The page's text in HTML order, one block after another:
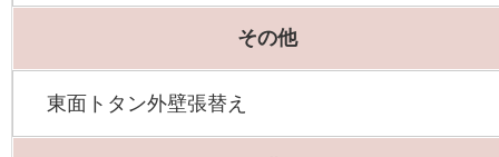
その他
東面トタン外壁張替え